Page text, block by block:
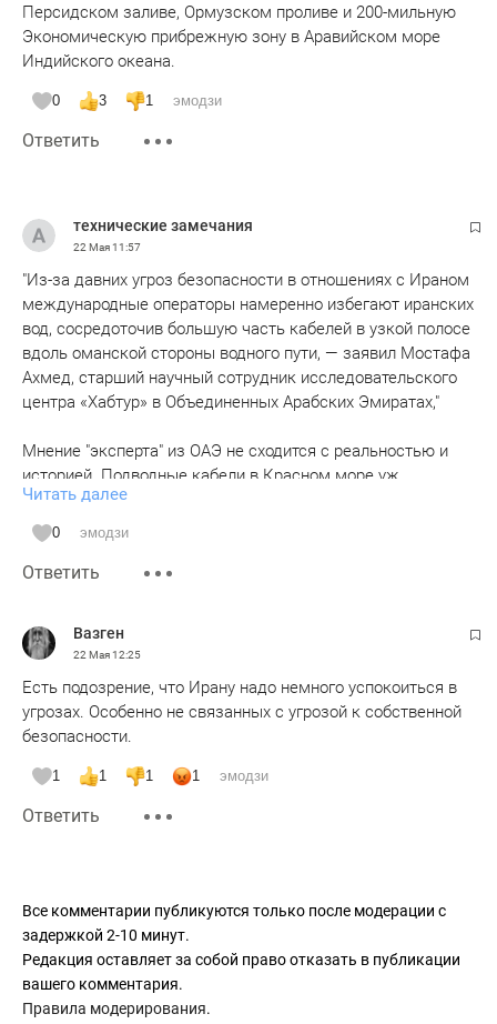
Персидском заливе, Ормузском проливе и 200-мильную
Экономическую прибрежную зону в Аравийском море
Индийского океана.
0 3 1 эмодзи
Ответить
технические замечания
22 Мая11:57
"Из-за давних угроз безопасности в отношениях с Ираном
международные операторы намеренно избегают иранских
вод, сосредоточив большую часть кабелей в узкой полосе
вдоль оманской стороны водного пути, — заявил Мостафа
Ахмед, старший научный сотрудник исследовательского
центра «Хабтур» в Объединенных Арабских Эмиратах,"
Мнение "эксперта" из ОАЭ не сходится с реальностью и
историей. Подводные кабели в Красном море уж
повреждались потопленными хуситами судами (для чего
подводные лодки не потребовались, просто поврежденное
и тонущее судно волокло по дну якорь, а потом похоже и
само легло на кабель), а уж глубинные бомбы и торпеды
легче
Читать далее
0 эмодзи
Ответить
Вазген
22 Мая12:25
Есть подозрение, что Ирану надо немного успокоиться в
угрозах. Особенно не связанных с угрозой к собственной
безопасности.
1 1 1 1 эмодзи
Ответить
Все комментарии публикуются только после модерации с
задержкой 2-10 минут.
Редакция оставляет за собой право отказать в публикации
вашего комментария.
Правила модерирования.